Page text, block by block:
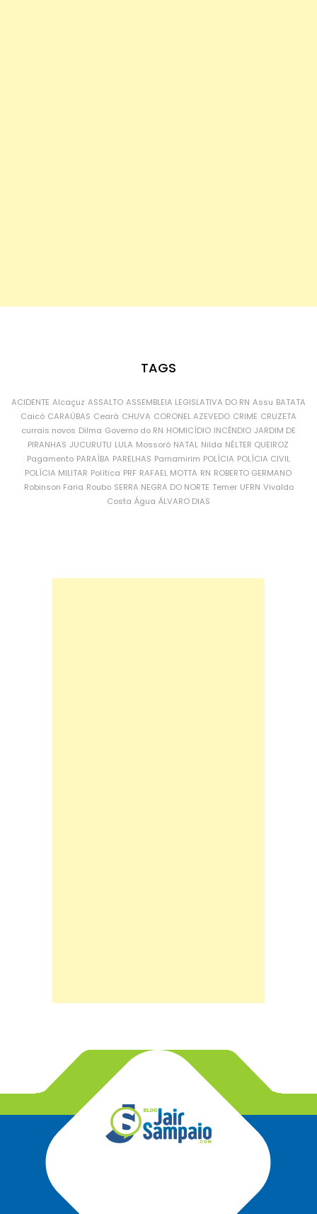
TAGS
ACIDENTE Alcaçuz ASSALTO ASSEMBLEIA LEGISLATIVA DO RN Assu BATATA
Caicó CARAÚBAS Ceará CHUVA CORONEL AZEVEDO CRIME CRUZETA
currais novos Dilma Governo do RN HOMICÍDIO INCÊNDIO JARDIM DE
PIRANHAS JUCURUTU LULA Mossoró NATAL Nilda NÉLTER QUEIROZ
Pagamento PARAÍBA PARELHAS Parnamirim POLÍCIA POLÍCIA CIVIL
POLÍCIA MILITAR Política PRF RAFAEL MOTTA RN ROBERTO GERMANO
Robinson Faria Roubo SERRA NEGRA DO NORTE Temer UFRN Vivaldo
Costa Água ÁLVARO DIAS